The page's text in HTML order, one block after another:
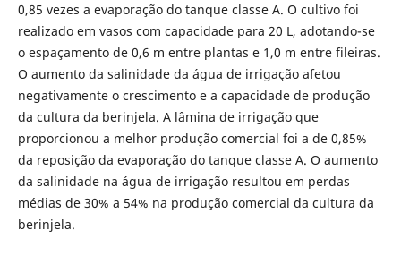
0,85 vezes a evaporação do tanque classe A. O cultivo foi
realizado em vasos com capacidade para 20 L, adotando-se
o espaçamento de 0,6 m entre plantas e 1,0 m entre fileiras.
O aumento da salinidade da água de irrigação afetou
negativamente o crescimento e a capacidade de produção
da cultura da berinjela. A lâmina de irrigação que
proporcionou a melhor produção comercial foi a de 0,85%
da reposição da evaporação do tanque classe A. O aumento
da salinidade na água de irrigação resultou em perdas
médias de 30% a 54% na produção comercial da cultura da
berinjela.